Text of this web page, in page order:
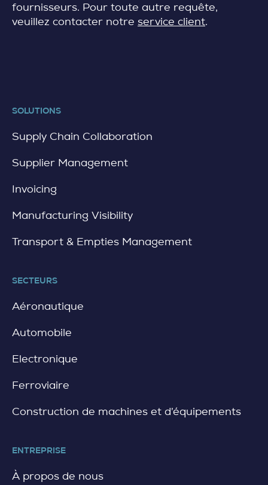
fournisseurs. Pour toute autre requête,
veuillez contacter notre service client.
SOLUTIONS
Supply Chain Collaboration
Supplier Management
Invoicing
Manufacturing Visibility
Transport & Empties Management
SECTEURS
Aéronautique
Automobile
Electronique
Ferroviaire
Construction de machines et d’équipements
ENTREPRISE
À propos de nous